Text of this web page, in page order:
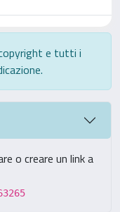
e tutti i
o creare un link a